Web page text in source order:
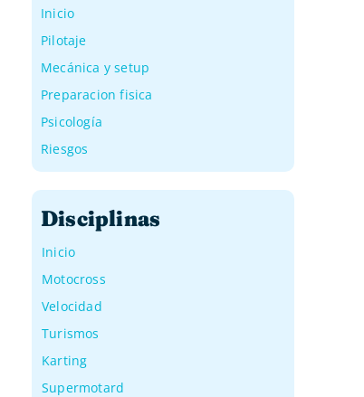
Inicio
Pilotaje
Mecánica y setup
Preparacion fisica
Psicología
Riesgos
Disciplinas
Inicio
Motocross
Velocidad
Turismos
Karting
Supermotard